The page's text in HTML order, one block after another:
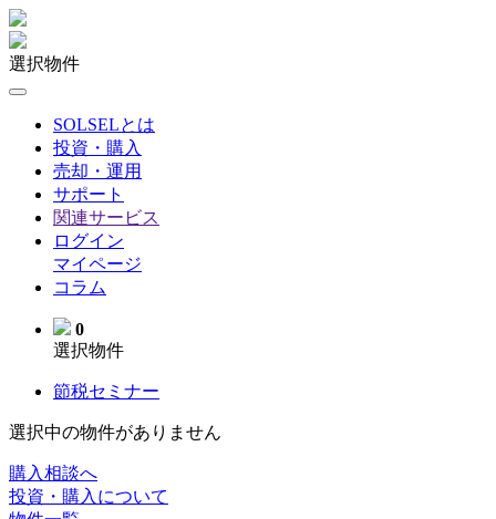
選択物件
SOLSELとは
投資・購入
売却・運用
サポート
関連サービス
ログイン
マイページ
コラム
0
選択物件
節税セミナー
選択中の物件がありません
購入相談へ
投資・購入について